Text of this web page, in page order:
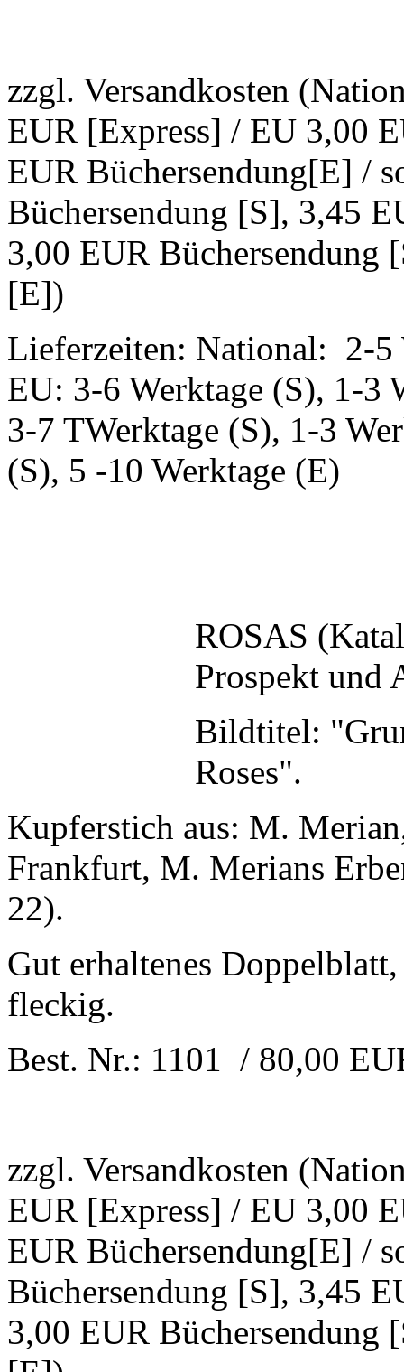
zzgl. Versandkosten
EUR [Express] / EU 3,00
EUR Büchersendung[E] /
Büchersendung [S], 3,45
3,00 EUR Büchersendung
[E])
Lieferzeiten: National: 2-5
EU: 3-6 Werktage (S), 1-3
3-7 TWerktage (S), 1-3
(S), 5 -10 Werktage (E)
ROSAS
Prospekt und
Bildtitel:
Roses".
Kupferstich aus: M.
Frankfurt, M. Merians
22).
Gut erhaltenes
fleckig.
Best. Nr.: 1101 / 80,00
zzgl. Versandkosten
EUR [Express] / EU 3,00
EUR Büchersendung[E] /
Büchersendung [S], 3,45
3,00 EUR Büchersendung